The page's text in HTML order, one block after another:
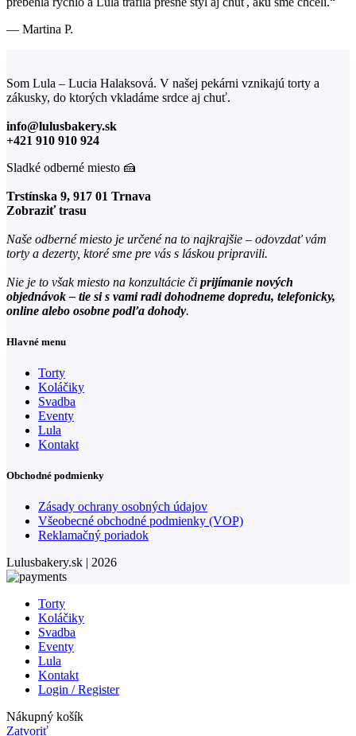
— Martina P.
Som Lula – Lucia Halaksová. V našej pekárni vznikajú torty a
zákusky, do ktorých vkladáme srdce aj chuť.
info@lulusbakery.sk
+421 910 910 924
Sladké odberné miesto 🍰
Trstínska 9, 917 01 Trnava
Zobraziť trasu
Naše odberné miesto je určené na to najkrajšie – odovzdať vám
torty a dezerty, ktoré sme pre vás s láskou pripravili.
Nie je to však miesto na konzultácie či prijímanie nových
objednávok – tie si s vami radi dohodneme dopredu, telefonicky,
online alebo osobne podľa dohody.
Hlavné menu
Torty
Koláčiky
Svadba
Eventy
Lula
Kontakt
Obchodné podmienky
Zásady ochrany osobných údajov
Všeobecné obchodné podmienky (VOP)
Reklamačný poriadok
Lulusbakery.sk | 2026
Torty
Koláčiky
Svadba
Eventy
Lula
Kontakt
Login / Register
Nákupný košík
Zatvoriť